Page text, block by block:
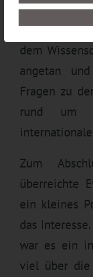
Schüler
gewinnen.
dem
angetan
Fragen zu
rund um
Zum
überreichte
ein kleines
das
war es ein
viel über die